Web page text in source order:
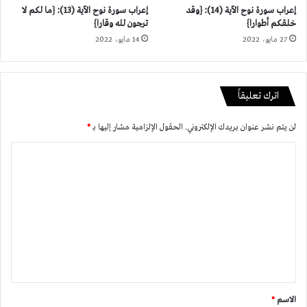
إعراب سورة نوح الآية (14): {وقد
خلقكم أطوارا}
27 مايو، 2022
إعراب سورة نوح الآية (13): {ما لكم لا
ترجون لله وقارا}
14 مايو، 2022
اترك تعليقاً
لن يتم نشر عنوان بريدك الإلكتروني. الحقول الإلزامية مشار إليها بـ*
*
الاسم *